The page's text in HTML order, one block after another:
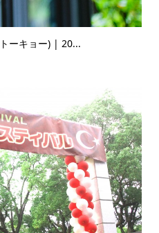
トーキョー) | 20...